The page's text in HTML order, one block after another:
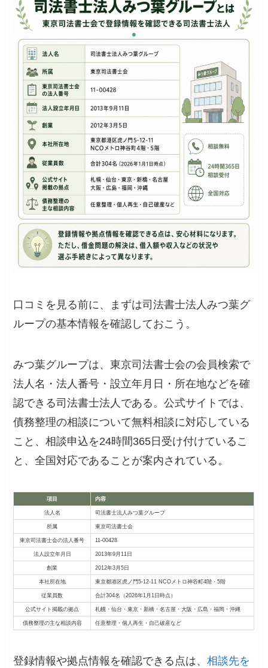
口コミを見る前に、まずは司法書士法人みつ葉グ
ループの基本情報を確認しておこう。
みつ葉グループは、東京司法書士会の会員検索で
法人名・法人番号・設立年月日・所在地などを確
認できる司法書士法人である。公式サイトでは、
債務整理の相談について無料相談に対応している
こと、相談申込を24時間365日受け付けているこ
と、全国対応であることが案内されている。
項目 内容
法人名 司法書士法人みつ葉グループ
所属 東京司法書士会
東京司法書士会の法人番号 11-00428
法人設立年月日 2013年9月11日
創業 2012年3月5日
本社所在地 東京都港区虎ノ門5-12-11 NCOメトロ神谷町4階・5階
従業員数 合計304名（2026年1月1日時点）
公式サイト掲載の拠点 札幌・仙台・東京・新橋・名古屋・大阪・広島・福岡・沖縄
債務整理の主な相談内容 任意整理・個人再生・自己破産など
登録情報や拠点情報を確認できる点は、相談先を